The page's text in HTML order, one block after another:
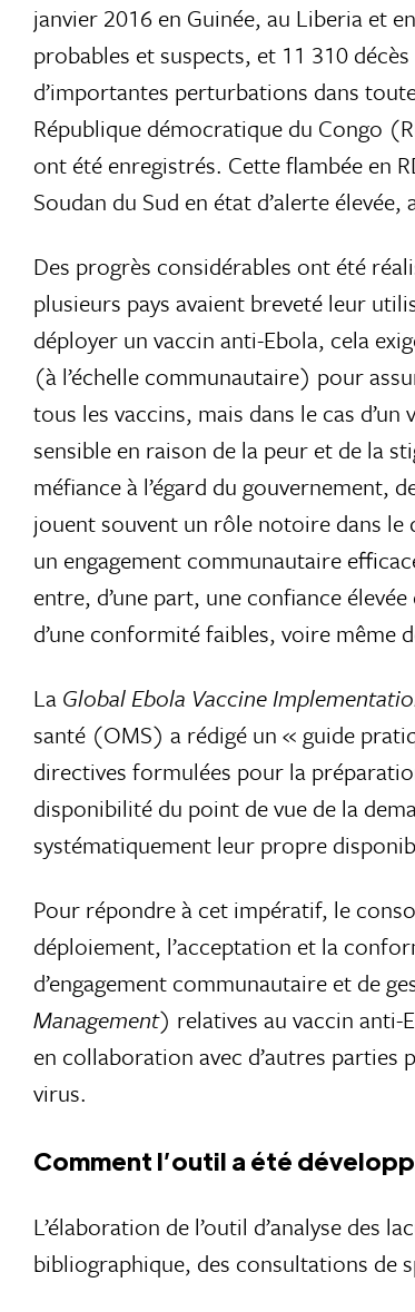
janvier 2016 en Guinée, au Liberia et
probables et suspects, et 11 310
d’importantes perturbations dans
République démocratique du Congo
ont été enregistrés. Cette flambée en
Soudan du Sud en état d’alerte
Des progrès considérables ont été
plusieurs pays avaient breveté leur
déployer un vaccin anti-Ebola, cela
(à l’échelle communautaire) pour
tous les vaccins, mais dans le cas
sensible en raison de la peur et de la
méfiance à l’égard du gouvernement,
jouent souvent un rôle notoire dans le
un engagement communautaire
entre, d’une part, une confiance
d’une conformité faibles, voire même
La Global Ebola Vaccine
santé (OMS) a rédigé un « guide
directives formulées pour la
disponibilité du point de vue de la
systématiquement leur propre
Pour répondre à cet impératif, le
déploiement, l’acceptation et la
d’engagement communautaire et de
Management) relatives au vaccin anti-
en collaboration avec d’autres parties
virus.
Comment l’outil a été
L’élaboration de l’outil d’analyse des
bibliographique, des consultations de